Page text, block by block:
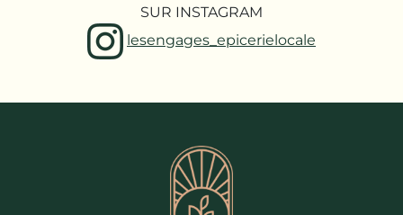
SUR INSTAGRAM
lesengages_epicerielocale